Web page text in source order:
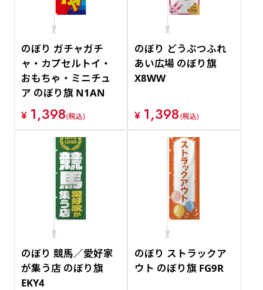
のぼり ガチャガチ
ャ・カプセルトイ・
おもちゃ・ミニチュ
ア のぼり旗 N1AN
¥ 1,398(税込)
のぼり どうぶつふれ
あい広場 のぼり旗
X8WW
¥ 1,398(税込)
のぼり 競馬／愛好家
が集う店 のぼり旗
EKY4
のぼり ストラックア
ウト のぼり旗 FG9R